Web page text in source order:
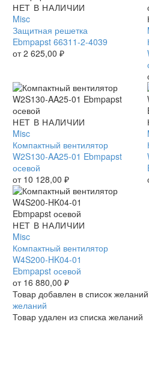
Защитная
решетка
Ebmpapst
66311-
2-
НЕТ В НАЛИЧИИ
Misc
Защитная решетка
Ebmpapst 66311-2-4039
от2 625,00 ₽
Компактный
вентилятор
W2S130-
AA25-
01
Ebmpapst
осевой
НЕТ В НАЛИЧИИ
Misc
Компактный вентилятор
W2S130-AA25-01 Ebmpapst
осевой
от 10 128,00 ₽
Компактный
вентилятор
W4S200-
HK04-
01
Ebmpapst
осевой
НЕТ В НАЛИЧИИ
Misc
Компактный вентилятор
W4S200-HK04-01
Ebmpapst осевой
от 16 880,00 ₽
Товар добавлен в список желаний
желаний
Товар удален из списка желаний